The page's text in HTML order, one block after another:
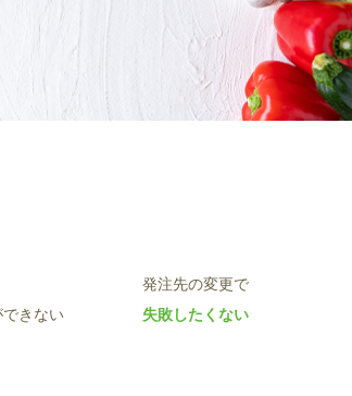
きない
発注先の変更で
失敗したくない